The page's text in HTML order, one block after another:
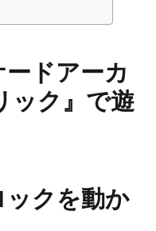
ドアーカ
ック』で遊
クを動か